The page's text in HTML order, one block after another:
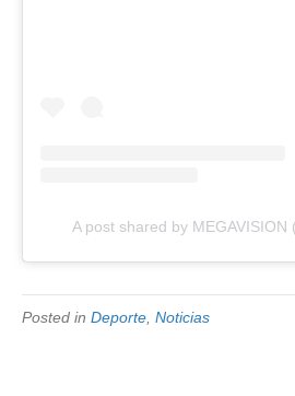
A post shared by MEGAVISION
Posted in Deporte Noticias